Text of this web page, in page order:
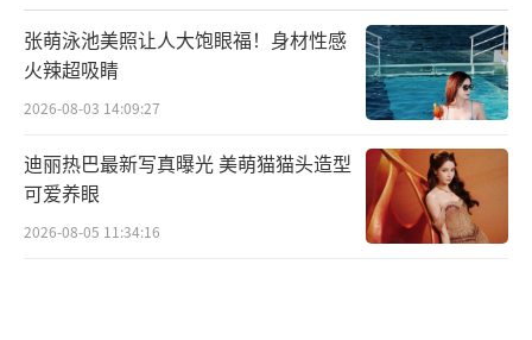
张萌泳池美照让人大饱眼福！身材性感
火辣超吸睛
2026-08-03 14:09:27
迪丽热巴最新写真曝光 美萌猫猫头造型
可爱养眼
2026-08-05 11:34:16